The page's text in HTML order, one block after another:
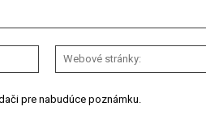
Email:
pre nabudúce poznámku.